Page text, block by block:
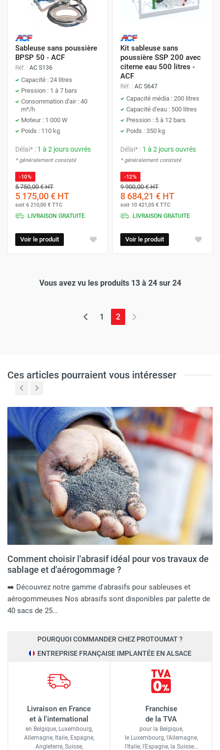
Sableuse sans poussière
BPSP 50 - ACF
Réf. : AC S136
Capacité : 24 litres
Pression : 1 à 7 bars
Consommation d'air : 40
m³/h
Moteur : 1 000 W
Poids : 110 kg
Délai* : 1 à 2 jours ouvrés
* généralement constaté
-10%
5 750,00 €HT
5 175,00 € HT
soit 6 210,00 € TTC
LIVRAISON GRATUITE
Voir le produit
Kit sableuse sans
poussière SSP 200 avec
citerne eau 500 litres -
ACF
Réf. : AC S647
Capacité média : 200 litres
Capacité d'eau : 500 litres
Pression : 5 à 12 bars
Poids : 350 kg
Délai* : 1 à 2 jours ouvrés
* généralement constaté
-12%
9 900,00 €HT
8 684,21 € HT
soit 10 421,05 € TTC
LIVRAISON GRATUITE
Voir le produit
Vous avez vu les produits 13 à 24 sur 24
1 2(page actuelle)
Ces articles pourraient vous intéresser
Comment choisir l'abrasif idéal pour vos travaux de
sablage et d'aérogommage ?
➡️ Découvrez notre gamme d'abrasifs pour sableuses et
aérogommeuses Nos abrasifs sont disponibles par palette de
40 sacs de 25…
POURQUOI COMMANDER CHEZ PROTOUMAT ?
ENTREPRISE FRANÇAISE IMPLANTÉE EN ALSACE
Livraison en France
et à l'international
en Belgique, Luxembourg,
Allemagne, Italie, Espagne,
Angleterre, Suisse,
Franchise
de la TVA
pour la Belgique,
le Luxembourg, l'Allemagne,
l'Italie, l'Espagne, la Suisse…